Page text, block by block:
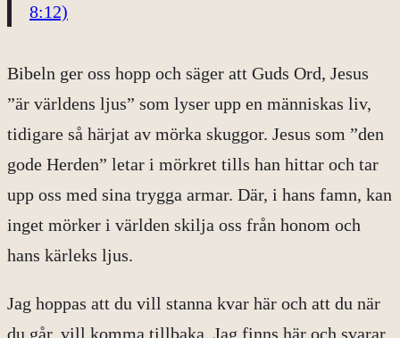
8:12)
Bibeln ger oss hopp och säger att Guds Ord, Jesus
”är världens ljus” som lyser upp en människas liv,
tidigare så härjat av mörka skuggor. Jesus som ”den
gode Herden” letar i mörkret tills han hittar och tar
upp oss med sina trygga armar. Där, i hans famn, kan
inget mörker i världen skilja oss från honom och
hans kärleks ljus.
Jag hoppas att du vill stanna kvar här och att du när
du går, vill komma tillbaka. Jag finns här och svarar